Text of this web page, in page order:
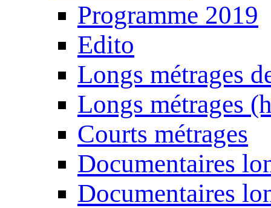
Programme 2019
Edito
Longs métrages
Longs métrages
Courts métrages
Documentaires
Documentaires